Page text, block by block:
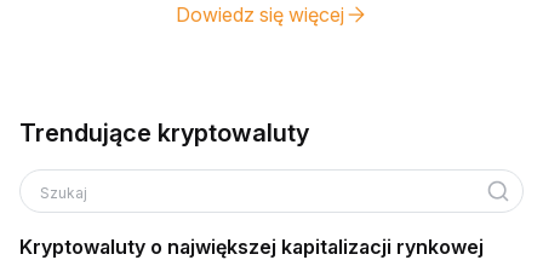
Dowiedz się więcej
Trendujące kryptowaluty
Szukaj
Kryptowaluty o największej kapitalizacji rynkowej